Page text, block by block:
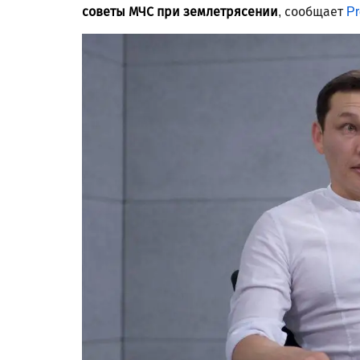
советы МЧС при землетрясении, сообщает